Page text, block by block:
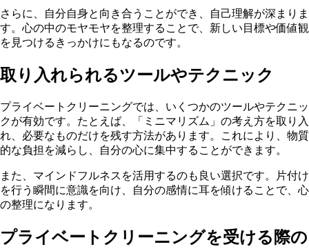
さらに、自分自身と向き合うことができ、自己理解が深まりま
す。心の中のモヤモヤを整理することで、新しい目標や価値観
を見つけるきっかけにもなるのです。
取り入れられるツールやテクニック
プライベートクリーニングでは、いくつかのツールやテクニッ
クが有効です。たとえば、「ミニマリズム」の考え方を取り入
れ、必要なものだけを残す方法があります。これにより、物質
的な負担を減らし、自分の心に集中することができます。
また、マインドフルネスを活用するのも良い選択です。片付け
を行う瞬間に意識を向け、自分の感情に耳を傾けることで、心
の整理になります。
プライベートクリーニングを受ける際の